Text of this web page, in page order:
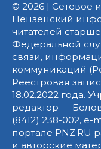
© 2026 | Сетевое
Пензенский
читателей
Федеральной
связи,
коммуникаций
Реестровая
18.02.2022 года.
редактор —
(8412) 238-002, e-
портале
и авторские